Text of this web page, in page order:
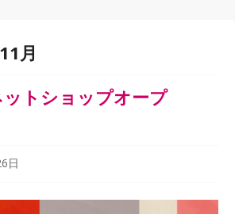
月
トショップオープ
日